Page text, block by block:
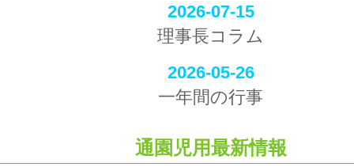
2026-07-15
理事長コラム
2026-05-26
一年間の行事
通園児用最新情報